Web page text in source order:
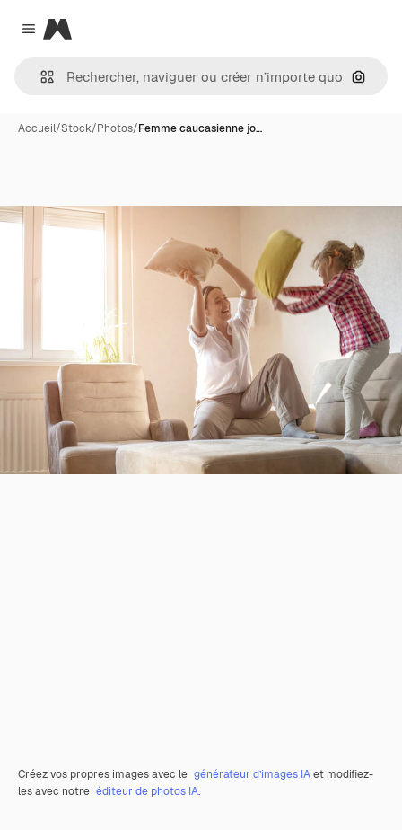
Close menu
Magnific
Accueil/Stock/Photos/Femme caucasienne jo…
Créez vos propres images avec le générateur d’images IAet modifiez-
les avec notre éditeur de photos IA.